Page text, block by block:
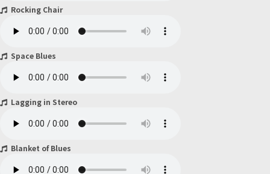
Rocking Chair
Space Blues
Lagging in Stereo
Blanket of Blues